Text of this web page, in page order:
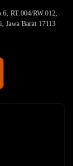
RT.004/RW.012,
Jawa Barat 17113